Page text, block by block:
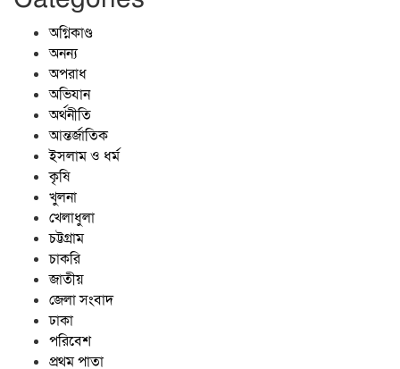
অগ্নিকাণ্ড
অনন্য
অপরাধ
অভিযান
অর্থনীতি
আন্তর্জাতিক
ইসলাম ও ধর্ম
কৃষি
খুলনা
খেলাধুলা
চট্টগ্রাম
চাকরি
জাতীয়
জেলা সংবাদ
ঢাকা
পরিবেশ
প্রথম পাতা